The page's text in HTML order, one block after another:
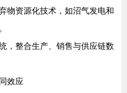
物资源化技术，如沼气发电和
，整合生产、销售与供应链数
效应